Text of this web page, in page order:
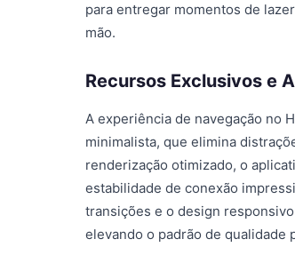
para entregar momentos de
mão.
Recursos Exclusivos e
A experiência de navegação no
minimalista, que elimina
renderização otimizado, o
estabilidade de conexão
transições e o design
elevando o padrão de qualidade